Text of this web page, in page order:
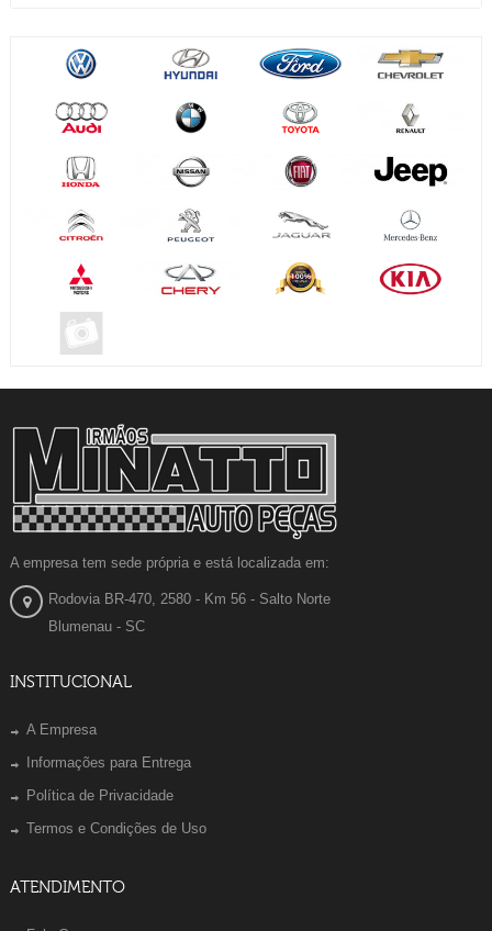
A empresa tem sede própria e está localizada em:
Rodovia BR-470, 2580 - Km 56 - Salto Norte
Blumenau - SC
INSTITUCIONAL
A Empresa
Informações para Entrega
Política de Privacidade
Termos e Condições de Uso
ATENDIMENTO